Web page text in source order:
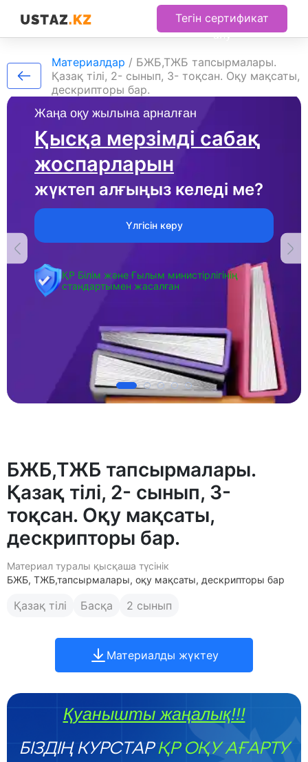
Тегін сертификат
алу
Жаңа оқу жылына арналған
Қысқа мерзімді сабақ
жоспарларын
жүктеп алғыңыз келеді ме?
Үлгісін көру
ҚР Білім және Ғылым министірлігінің
стандартымен жасалған
Материалдар / БЖБ,ТЖБ тапсырмалары.
Қазақ тілі, 2- сынып, 3- тоқсан. Оқу мақсаты,
дескрипторы бар.
БЖБ,ТЖБ тапсырмалары.
Қазақ тілі, 2- сынып, 3-
тоқсан. Оқу мақсаты,
дескрипторы бар.
Материал туралы қысқаша түсінік
БЖБ, ТЖБ,тапсырмалары, оқу мақсаты, дескрипторы бар
Қазақ тілі Басқа 2 сынып
Материалды жүктеу
Қуанышты жаңалық!!!
БІЗДІҢ КУРСТАРҚР ОҚУ АҒАРТУ